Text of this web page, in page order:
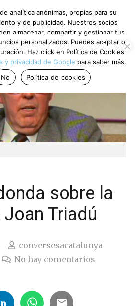
sobre la
Triadú
conversesacatalunya
No hay comentarios
analítica anónimas, propias para su
y de publicidad. Nuestros socios
almacenar, compartir y gestionar tus
personalizados. Puedes aceptar o
Haz click en Política de Cookies
y privacidad de Google para saber más.
No Política de cookies